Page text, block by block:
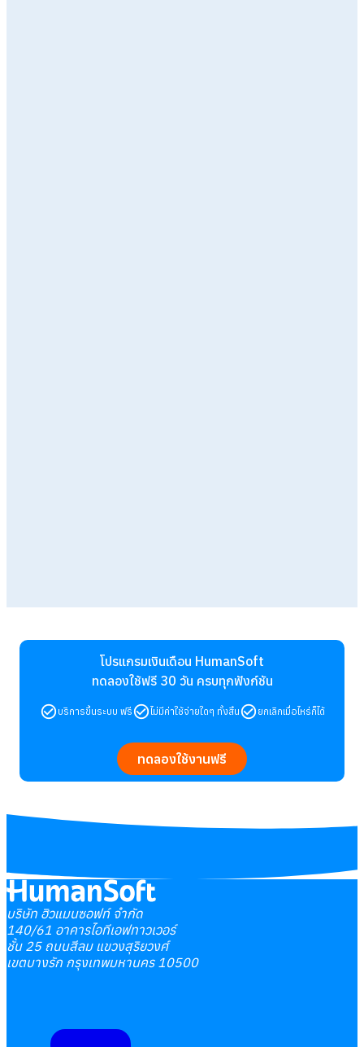
โปรแกรมเงินเดือน HumanSoft
ทดลองใช้ฟรี 30 วัน ครบทุกฟังก์ชัน
บริการขึ้นระบบ ฟรี ไม่มีค่าใช้จ่ายใดๆ ทั้งสิ้น ยกเลิกเมื่อไหร่ก็ได้
ทดลองใช้งานฟรี
บริษัท ฮิวแมนซอฟท์ จำกัด
140/61 อาคารไอทีเอฟทาวเวอร์
ชั้น 25 ถนนสีลม แขวงสุริยวงศ์
เขตบางรัก กรุงเทพมหานคร 10500